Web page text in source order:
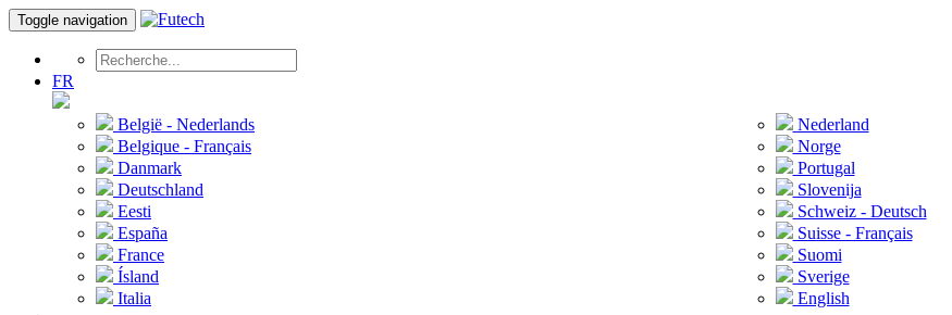
Toggle navigation
FR
België - Nederlands
Belgique - Français
Danmark
Deutschland
Eesti
España
France
Ísland
Italia
Nederland
Norge
Portugal
Slovenija
Schweiz - Deutsch
Suisse - Français
Suomi
Sverige
English